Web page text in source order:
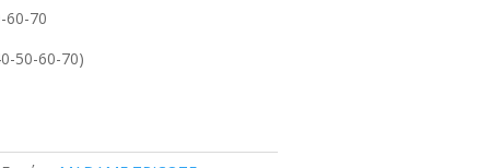
60-70
50-60-70)